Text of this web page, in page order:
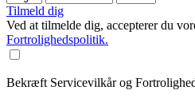
Tilmeld dig
Ved at tilmelde dig, accepterer du
Fortrolighedspolitik.
Bekræft Servicevilkår og